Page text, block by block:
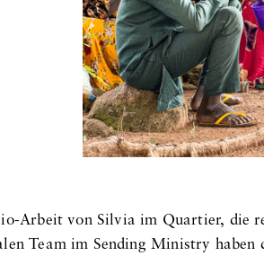
Arbeit von Silvia im Quartier, die
Team im Sending Ministry haben